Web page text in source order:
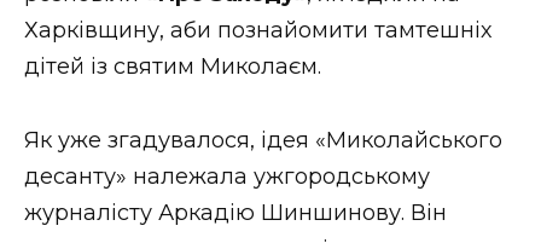
Харківщину, аби познайомити тамтешніх
дітей із святим Миколаєм.
Як уже згадувалося, ідея «Миколайського
десанту» належала ужгородському
журналісту Аркадію Шиншинову. Він